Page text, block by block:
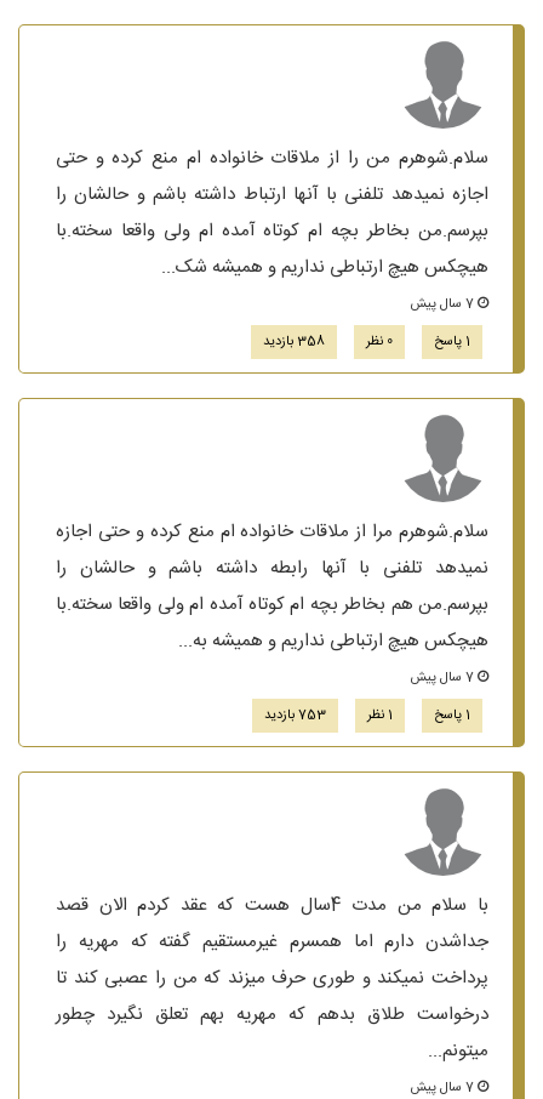
سلام.شوهرم من را از ملاقات خانواده ام منع کرده و حتی
اجازه نمیدهد تلفنی با آنها ارتباط داشته باشم و حالشان را
بپرسم.من بخاطر بچه ام کوتاه آمده ام ولی واقعا سخته‌.با
هیچکس هیچ ارتباطی نداریم و همیشه شک...
1 پاسخ
0 نظر 358 بازدید
سلام.شوهرم مرا از ملاقات خانواده ام منع کرده و حتی اجازه
نمیدهد تلفنی با آنها رابطه داشته باشم و حالشان را
بپرسم.من هم بخاطر بچه ام کوتاه آمده ام ولی واقعا سخته.با
هیچکس هیچ ارتباطی نداریم و همیشه به...
1 پاسخ
1 نظر 753 بازدید
با سلام من مدت 4سال هست که عقد کردم الان قصد
جداشدن دارم اما همسرم غیرمستقیم گفته که مهریه را
پرداخت نمیکند و طوری حرف میزند که من را عصبی کند تا
درخواست طلاق بدهم که مهریه بهم تعلق نگیرد چطور
میتونم...